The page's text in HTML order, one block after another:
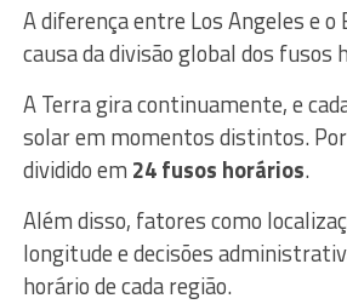
A diferença entre Los Angeles e o
causa da divisão global dos fusos
A Terra gira continuamente, e
solar em momentos distintos.
dividido em 24 fusos horários.
Além disso, fatores como
longitude e decisões
horário de cada região.